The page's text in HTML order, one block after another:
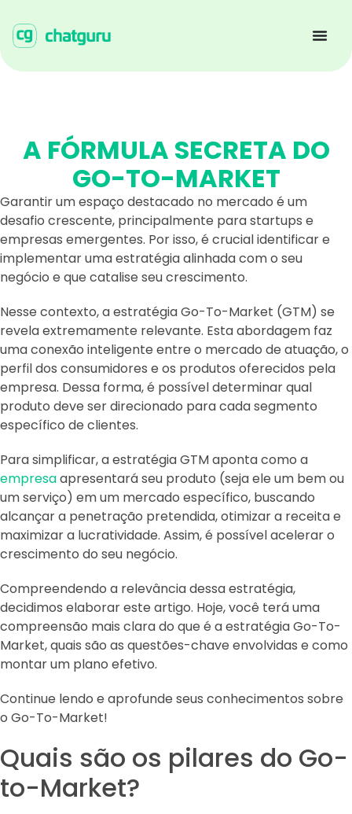
A FÓRMULA SECRETA DO
GO-TO-MARKET
Garantir um espaço destacado no mercado é um
desafio crescente, principalmente para startups e
empresas emergentes. Por isso, é crucial identificar e
implementar uma estratégia alinhada com o seu
negócio e que catalise seu crescimento.
Nesse contexto, a estratégia Go-To-Market (GTM) se
revela extremamente relevante. Esta abordagem faz
uma conexão inteligente entre o mercado de atuação, o
perfil dos consumidores e os produtos oferecidos pela
empresa. Dessa forma, é possível determinar qual
produto deve ser direcionado para cada segmento
específico de clientes.
Para simplificar, a estratégia GTM aponta como a
empresaapresentará seu produto (seja ele um bem ou
um serviço) em um mercado específico, buscando
alcançar a penetração pretendida, otimizar a receita e
maximizar a lucratividade. Assim, é possível acelerar o
crescimento do seu negócio.
Compreendendo a relevância dessa estratégia,
decidimos elaborar este artigo. Hoje, você terá uma
compreensão mais clara do que é a estratégia Go-To-
Market, quais são as questões-chave envolvidas e como
montar um plano efetivo.
Continue lendo e aprofunde seus conhecimentos sobre
o Go-To-Market!
Quais são os pilares do Go-
to-Market?